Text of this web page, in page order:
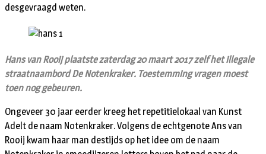
desgevraagd weten.
Hans van Rooij plaatste zaterdag 20 maart 2017 zelf het illegale
straatnaambord De Notenkraker. Toestemming vragen moest
toen nog gebeuren.
Ongeveer 30 jaar eerder kreeg het repetitielokaal van Kunst
Adelt de naam Notenkraker. Volgens de echtgenote Ans van
Rooij kwam haar man destijds op het idee om de naam